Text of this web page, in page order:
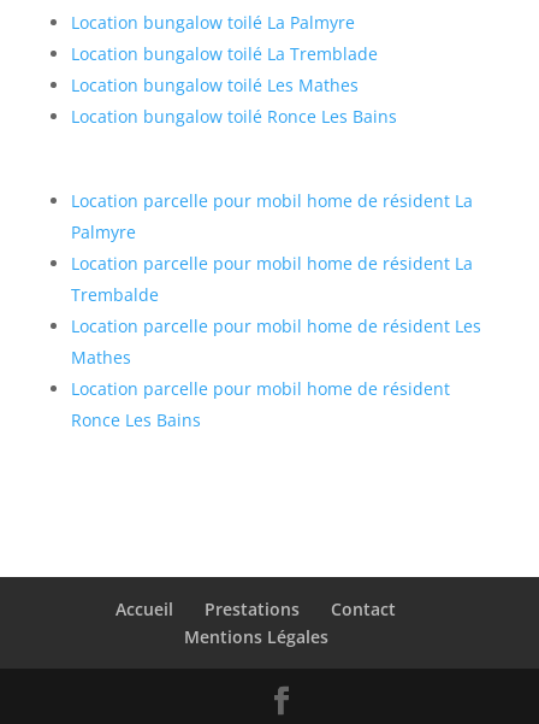
Location bungalow toilé La Palmyre
Location bungalow toilé La Tremblade
Location bungalow toilé Les Mathes
Location bungalow toilé Ronce Les Bains
Location parcelle pour mobil home de résident La
Palmyre
Location parcelle pour mobil home de résident La
Trembalde
Location parcelle pour mobil home de résident Les
Mathes
Location parcelle pour mobil home de résident
Ronce Les Bains
Accueil Prestations
Contact
Mentions Légales